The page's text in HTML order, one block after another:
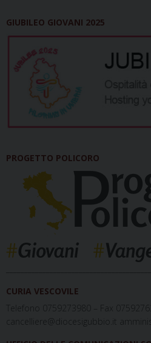
GIUBILEO GIOVANI 2025
PROGETTO POLICORO
CURIA VESCOVILE
Telefono 0759273980 – Fax
cancelliere@diocesigubbio.it